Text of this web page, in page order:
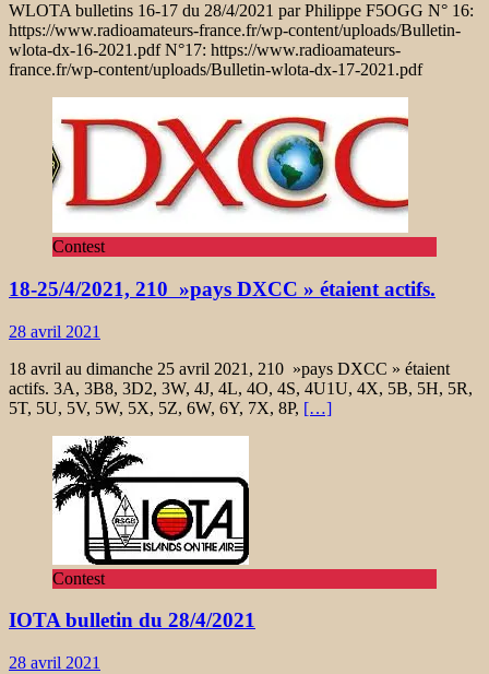
WLOTA bulletins 16-17 du 28/4/2021 par Philippe F5OGG N° 16:
https://www.radioamateurs-france.fr/wp-content/uploads/Bulletin-
wlota-dx-16-2021.pdf N°17: https://www.radioamateurs-
france.fr/wp-content/uploads/Bulletin-wlota-dx-17-2021.pdf
Contest
18-25/4/2021, 210 »pays DXCC » étaient actifs.
28 avril 2021
18 avril au dimanche 25 avril 2021, 210 »pays DXCC » étaient
actifs. 3A, 3B8, 3D2, 3W, 4J, 4L, 4O, 4S, 4U1U, 4X, 5B, 5H, 5R,
5T, 5U, 5V, 5W, 5X, 5Z, 6W, 6Y, 7X, 8P, […]
Contest
IOTA bulletin du 28/4/2021
28 avril 2021